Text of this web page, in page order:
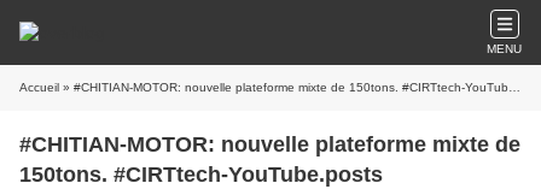
MENU
Accueil » #CHITIAN-MOTOR: nouvelle plateforme mixte de 150tons. #CIRTtech-YouTube.posts
#CHITIAN-MOTOR: nouvelle plateforme mixte de
150tons. #CIRTtech-YouTube.posts